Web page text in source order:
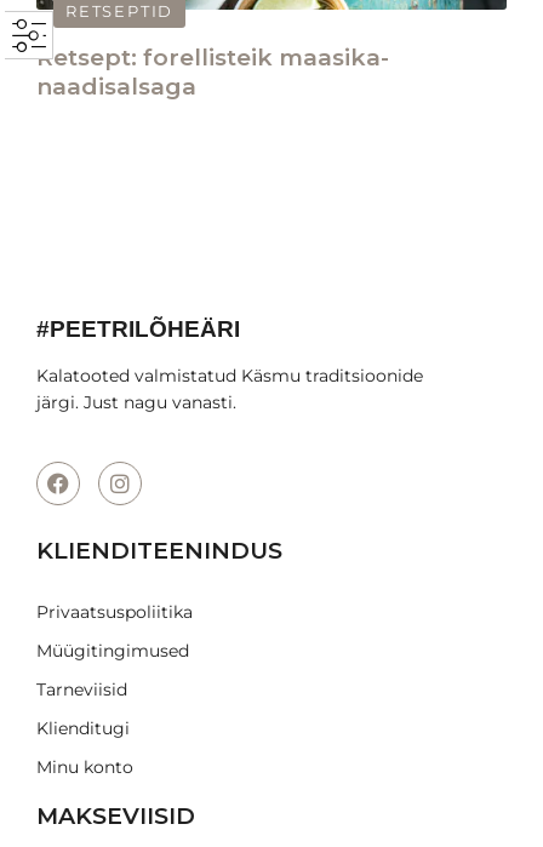
RETSEPTID
Retsept: forellisteik maasika-
naadisalsaga
#PEETRILÕHEÄRI
Kalatooted valmistatud Käsmu traditsioonide
järgi. Just nagu vanasti.
KLIENDITEENINDUS
Privaatsuspoliitika
Müügitingimused
Tarneviisid
Klienditugi
Minu konto
MAKSEVIISID